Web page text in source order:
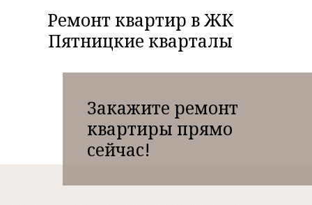
Ремонт квартир в ЖК
Пятницкие кварталы
Закажите ремонт
квартиры прямо
сейчас!